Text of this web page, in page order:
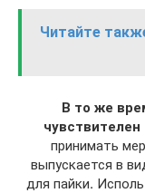
Читайте
В то же
чувствителен
принимать
выпускается в
для пайки.